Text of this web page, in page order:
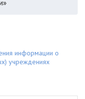
информации о
учреждениях